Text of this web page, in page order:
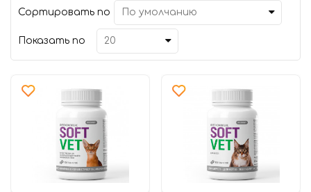
Сортировать по
Показать по